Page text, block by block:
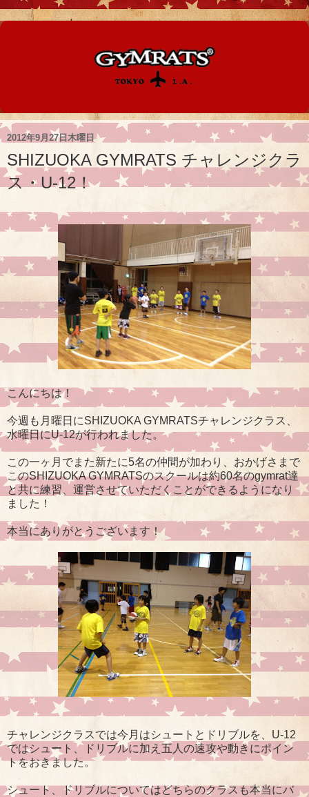
2012年9月27日木曜日
SHIZUOKA GYMRATS チャレンジクラ
ス・U-12！
こんにちは！
今週も月曜日にSHIZUOKA GYMRATSチャレンジクラス、
水曜日にU-12が行われました。
この一ヶ月でまた新たに5名の仲間が加わり、おかげさまで
このSHIZUOKA GYMRATSのスクールは約60名のgymrat達
と共に練習、運営させていただくことができるようになり
ました！
本当にありがとうございます！
チャレンジクラスでは今月はシュートとドリブルを、U-12
ではシュート、ドリブルに加え五人の速攻や動きにポイン
トをおきました。
シュート、ドリブルについてはどちらのクラスも本当にバ